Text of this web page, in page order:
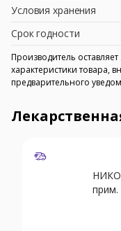
Условия хранения
Срок годности
Производитель
характеристики товара,
предварительного
прим.